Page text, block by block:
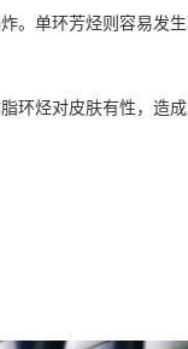
。单环芳烃则容易发
环烃对皮肤有性，造成